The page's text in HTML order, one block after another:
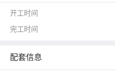
开工时间
完工时间
配套信息